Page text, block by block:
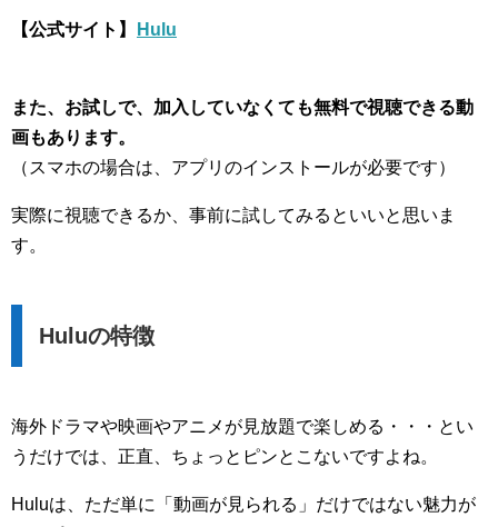
【公式サイト】 Hulu
また、お試しで、加入していなくても無料で視聴できる動
画もあります。
（スマホの場合は、アプリのインストールが必要です）
実際に視聴できるか、事前に試してみるといいと思いま
す。
Huluの特徴
海外ドラマや映画やアニメが見放題で楽しめる・・・とい
うだけでは、正直、ちょっとピンとこないですよね。
Huluは、ただ単に「動画が見られる」だけではない魅力が